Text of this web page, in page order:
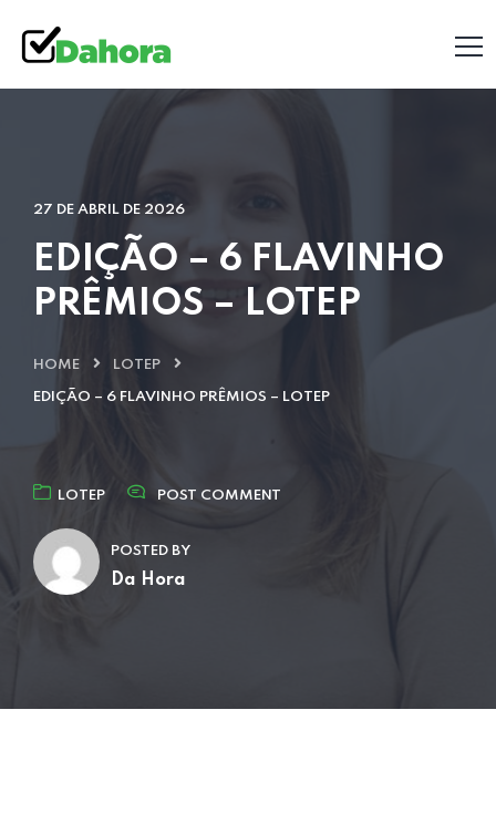
27 DE ABRIL DE 2026
EDIÇÃO – 6 FLAVINHO
PRÊMIOS – LOTEP
HOME LOTEP
EDIÇÃO – 6 FLAVINHO PRÊMIOS – LOTEP
LOTEP POST COMMENT
POSTED BY
Da Hora